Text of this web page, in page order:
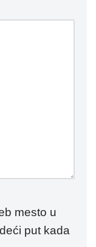
mesto u
put kada